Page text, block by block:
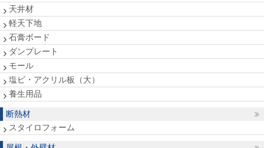
天井材
軽天下地
石膏ボード
ダンプレート
モール
塩ビ・アクリル板（大）
養生用品
断熱材
スタイロフォーム